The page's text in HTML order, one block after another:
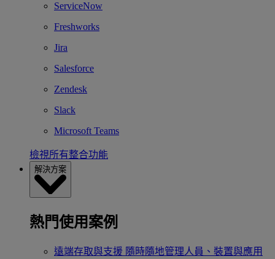
ServiceNow
Freshworks
Jira
Salesforce
Zendesk
Slack
Microsoft Teams
檢視所有整合功能
解決方案
熱門使用案例
遠端存取與支援 隨時隨地管理人員、裝置與應用